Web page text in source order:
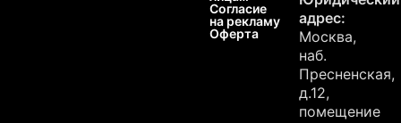
Согласие
на рекламу
Оферта
адрес:
Москва,
наб.
Пресненская,
д.12,
помещение